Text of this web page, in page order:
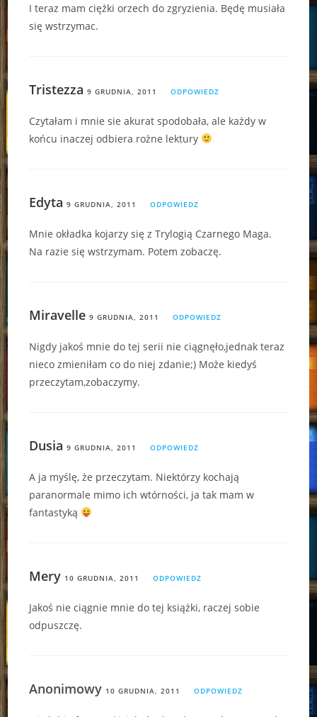
I teraz mam ciężki orzech do zgryzienia. Będę musiała
się wstrzymac.
Tristezza 9 GRUDNIA, 2011 ODPOWIEDZ
Czytałam i mnie sie akurat spodobała, ale każdy w
końcu inaczej odbiera rożne lektury
Edyta 9 GRUDNIA, 2011 ODPOWIEDZ
Mnie okładka kojarzy się z Trylogią Czarnego Maga.
Na razie się wstrzymam. Potem zobaczę.
Miravelle 9 GRUDNIA, 2011 ODPOWIEDZ
Nigdy jakoś mnie do tej serii nie ciągnęło,jednak teraz
nieco zmieniłam co do niej zdanie;) Może kiedyś
przeczytam,zobaczymy.
Dusia 9 GRUDNIA, 2011 ODPOWIEDZ
A ja myślę, że przeczytam. Niektórzy kochają
paranormale mimo ich wtórności, ja tak mam w
fantastyką
Mery 10 GRUDNIA, 2011 ODPOWIEDZ
Jakoś nie ciągnie mnie do tej książki, raczej sobie
odpuszczę.
Anonimowy 10 GRUDNIA, 2011 ODPOWIEDZ